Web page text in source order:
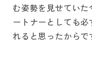
む姿勢を見せてい
ートナーとしても
れると思ったからで